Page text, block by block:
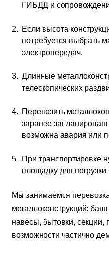
ГИБДД и
Если высота
потребуется выбрать
электропередач.
Длинные
телескопических
Перевозить
заранее
возможна авария или
При транспортировке
площадку для погрузки
Мы занимаемся
металлоконструкций:
навесы, бытовки, секции,
возможности частично